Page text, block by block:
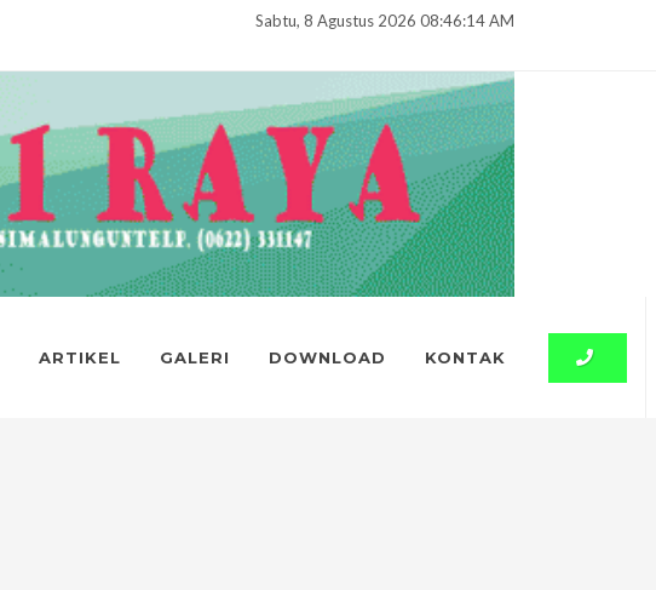
Sabtu, 8 Agustus 2026 08:46:15 AM
ARTIKEL GALERI DOWNLOAD KONTAK